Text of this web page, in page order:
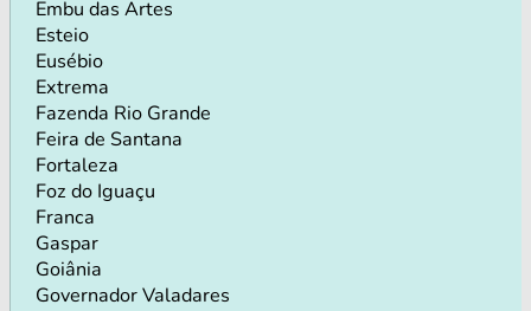
Embu das Artes
Esteio
Eusébio
Extrema
Fazenda Rio Grande
Feira de Santana
Fortaleza
Foz do Iguaçu
Franca
Gaspar
Goiânia
Governador Valadares